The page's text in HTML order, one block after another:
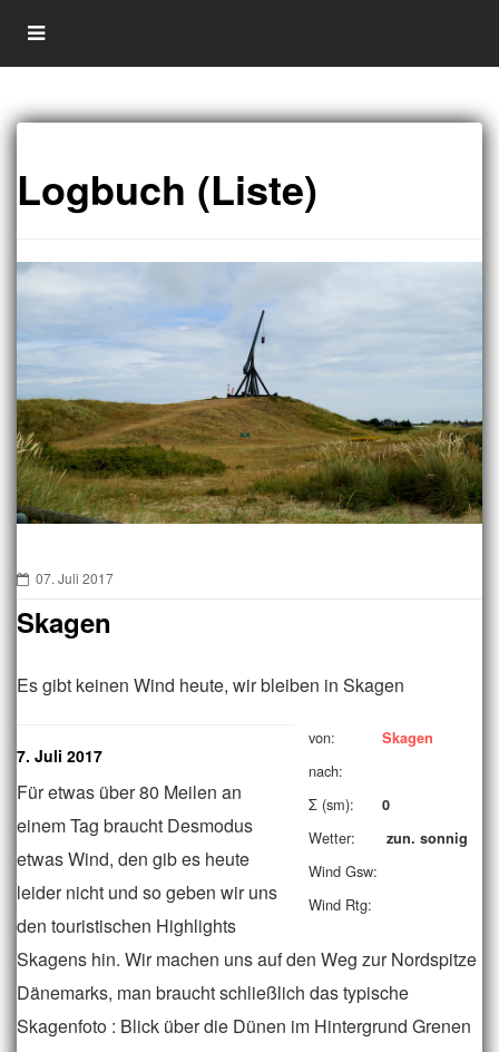
Logbuch (Liste)
07. Juli 2017
Skagen
Es gibt keinen Wind heute, wir bleiben in Skagen
von: Skagen
nach:
Σ (sm):
0
Wetter: zun. sonnig
Wind Gsw:
Wind Rtg:
7. Juli 2017
Für etwas über 80 Meilen an
einem Tag braucht Desmodus
etwas Wind, den gib es heute
leider nicht und so geben wir uns
den touristischen Highlights
Skagens hin. Wir machen uns auf den Weg zur Nordspitze
Dänemarks, man braucht schließlich das typische
Skagenfoto : Blick über die Dünen im Hintergrund Grenen